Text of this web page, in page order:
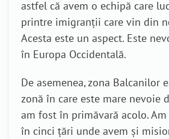
astfel că avem o echipă care
printre imigranții care vin din
Acesta este un aspect. Este
în Europa Occidentală.
De asemenea, zona Balcanilor
zonă în care este mare nevoie
am fost în primăvară acolo.
în cinci țări unde avem și